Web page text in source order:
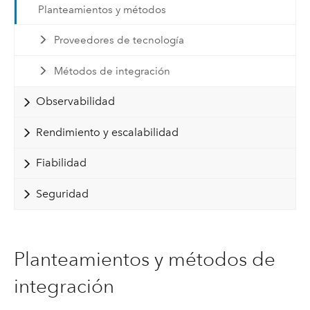
Planteamientos y métodos
Proveedores de tecnología
Métodos de integración
Observabilidad
Rendimiento y escalabilidad
Fiabilidad
Seguridad
Planteamientos y métodos de
integración